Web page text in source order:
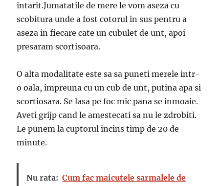
intarit.Jumatatile de mere le vom aseza cu
scobitura unde a fost cotorul in sus pentru a
aseza in fiecare cate un cubulet de unt, apoi
presaram scortisoara.
O alta modalitate este sa sa puneti merele intr-
o oala, impreuna cu un cub de unt, putina apa si
scortiosara. Se lasa pe foc mic pana se inmoaie.
Aveti grijp cand le amestecati sa nu le zdrobiti.
Le punem la cuptorul incins timp de 20 de
minute.
Nu rata: Cum fac maicutele sarmalele de